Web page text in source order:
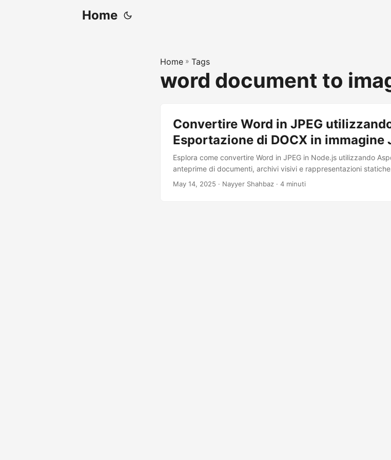
Home
Home » Tags
word document to
Convertire Word in JPEG
Esportazione di DOCX in immagine
Esplora come convertire Word in JPEG in Node.js utilizzando
anteprime di documenti, archivi visivi e rappresentazioni
May 14, 2025 · Nayyer Shahbaz · 4 minuti